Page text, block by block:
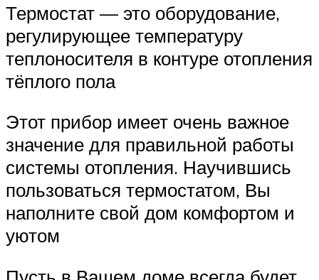
Термостат — это оборудование,
регулирующее температуру
теплоносителя в контуре отопления
тёплого пола
Этот прибор имеет очень важное
значение для правильной работы
системы отопления. Научившись
пользоваться термостатом, Вы
наполните свой дом комфортом и
уютом